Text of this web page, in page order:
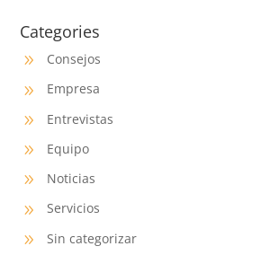
Categories
9 Consejos
9 Empresa
9 Entrevistas
9 Equipo
9 Noticias
9 Servicios
9 Sin categorizar